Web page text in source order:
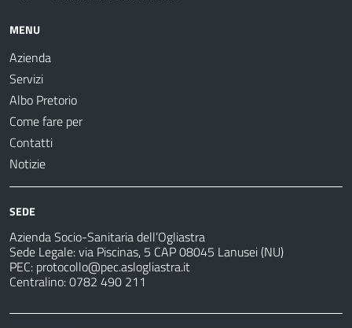
MENU
Azienda
Servizi
Albo Pretorio
Come fare per
Contatti
Notizie
SEDE
Azienda Socio-Sanitaria dell’Ogliastra
Sede Legale: via Piscinas, 5 CAP 08045 Lanusei (NU)
PEC: protocollo@pec.aslogliastra.it
Centralino: 0782 490 211